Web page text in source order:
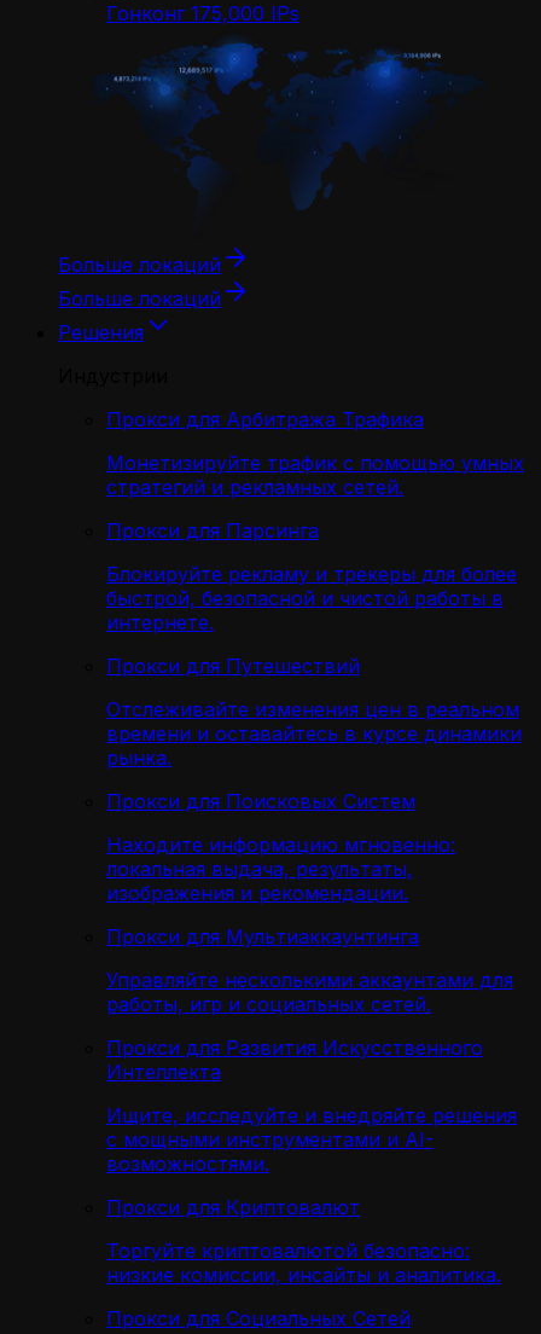
Гонконг 175,000 IPs
Больше локаций
Больше локаций
Решения
Прокси для Арбитража Трафика
Монетизируйте трафик с помощью умных
стратегий и рекламных сетей.
Прокси для Парсинга
Блокируйте рекламу и трекеры для более
быстрой, безопасной и чистой работы в
интернете.
Прокси для Путешествий
Отслеживайте изменения цен в реальном
времени и оставайтесь в курсе динамики
рынка.
Прокси для Поисковых Систем
Находите информацию мгновенно:
локальная выдача, результаты,
изображения и рекомендации.
Прокси для Мультиаккаунтинга
Управляйте несколькими аккаунтами для
работы, игр и социальных сетей.
Прокси для Развития Искусственного
Интеллекта
Ищите, исследуйте и внедряйте решения
с мощными инструментами и AI-
возможностями.
Прокси для Криптовалют
Торгуйте криптовалютой безопасно:
низкие комиссии, инсайты и аналитика.
Прокси для Социальных Сетей